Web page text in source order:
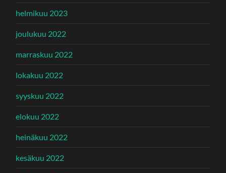
helmikuu 2023
joulukuu 2022
marraskuu 2022
lokakuu 2022
syyskuu 2022
elokuu 2022
heinäkuu 2022
kesäkuu 2022